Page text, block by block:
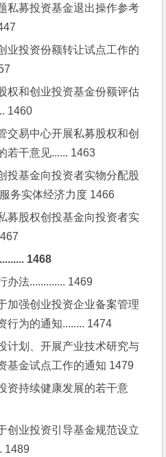
私募投资基金退出操作参考
业投资份额转让试点工作的
权和创业投资基金份额评估
1460
交易中心开展私募股权和创
若干意见...... 1463
投基金向投资者实物分配股
务实体经济力度 1466
募股权创投基金向投资者实
1468
办法............. 1469
加强创业投资企业备案管理
行为的通知........ 1474
计划、开展产业技术研究与
基金试点工作的通知 1479
资持续健康发展的若干意
创业投资引导基金规范设立
1489